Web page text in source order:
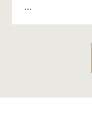
...